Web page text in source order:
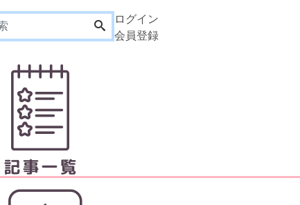
ログイン
会員登録